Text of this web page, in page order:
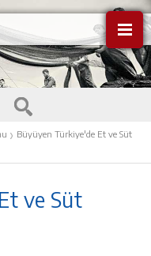
› Büyüyen Türkiye'de Et ve Süt
ve Süt